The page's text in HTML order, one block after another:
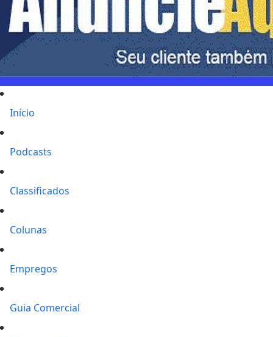
Início
Podcasts
Classificados
Colunas
Empregos
Guia Comercial